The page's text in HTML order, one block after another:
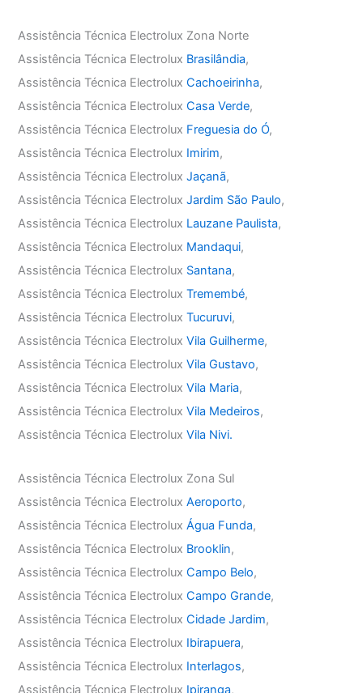
Assistência Técnica Electrolux Zona Norte
Assistência Técnica Electrolux Brasilândia,
Assistência Técnica ElectroluxCachoeirinha,
Assistência Técnica ElectroluxCasa Verde,
Assistência Técnica Electrolux Freguesia do Ó,
Assistência Técnica Electrolux Imirim,
Assistência Técnica ElectroluxJaçanã,
Assistência Técnica ElectroluxJardim São Paulo,
Assistência Técnica Electrolux Lauzane Paulista,
Assistência Técnica Electrolux Mandaqui,
Assistência Técnica Electrolux Santana,
Assistência Técnica ElectroluxTremembé,
Assistência Técnica ElectroluxTucuruvi,
Assistência Técnica ElectroluxVila Guilherme,
Assistência Técnica ElectroluxVila Gustavo,
Assistência Técnica ElectroluxVila Maria,
Assistência Técnica ElectroluxVila Medeiros,
Assistência Técnica ElectroluxVila Nivi.
Assistência Técnica Electrolux Zona Sul
Assistência Técnica ElectroluxAeroporto,
Assistência Técnica ElectroluxÁgua Funda,
Assistência Técnica Electrolux Brooklin,
Assistência Técnica ElectroluxCampo Belo,
Assistência Técnica ElectroluxCampo Grande,
Assistência Técnica ElectroluxCidade Jardim,
Assistência Técnica Electrolux Ibirapuera,
Assistência Técnica Electrolux Interlagos,
Assistência Técnica Electrolux Ipiranga,